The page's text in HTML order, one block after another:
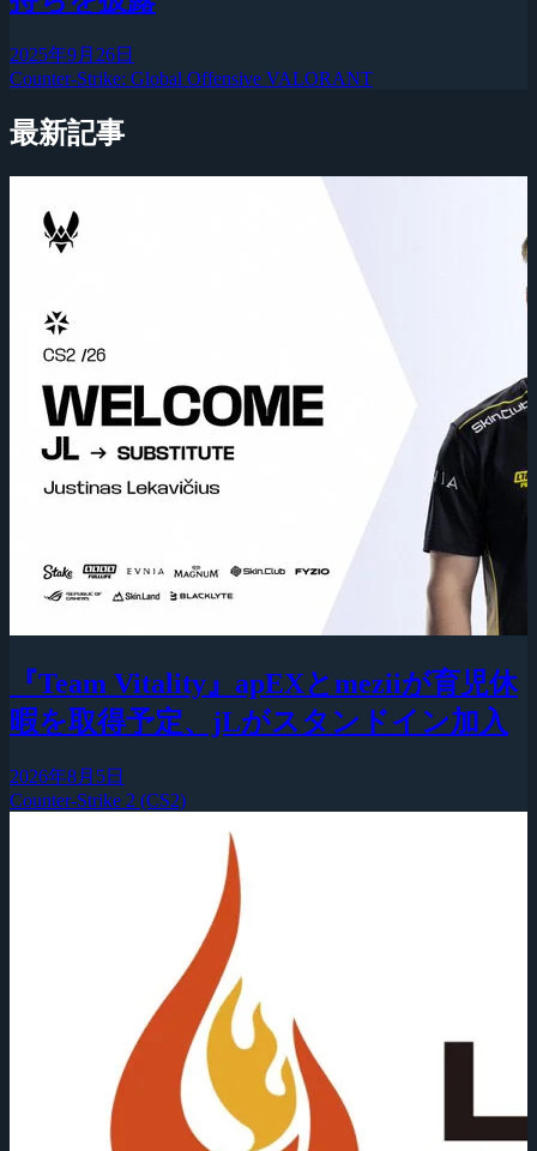
2025年9月26日
Counter-Strike: Global Offensive VALORANT
最新記事
『Team Vitality』apEXとmeziiが育児休
暇を取得予定、jLがスタンドイン加入
2026年8月5日
Counter-Strike 2 (CS2)